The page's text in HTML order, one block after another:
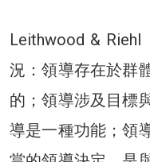
Leithwood &
況：領導存在於群
的；領導涉及目標
導是一種功能；領